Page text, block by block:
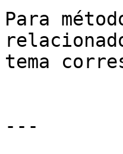
Para
tema
---